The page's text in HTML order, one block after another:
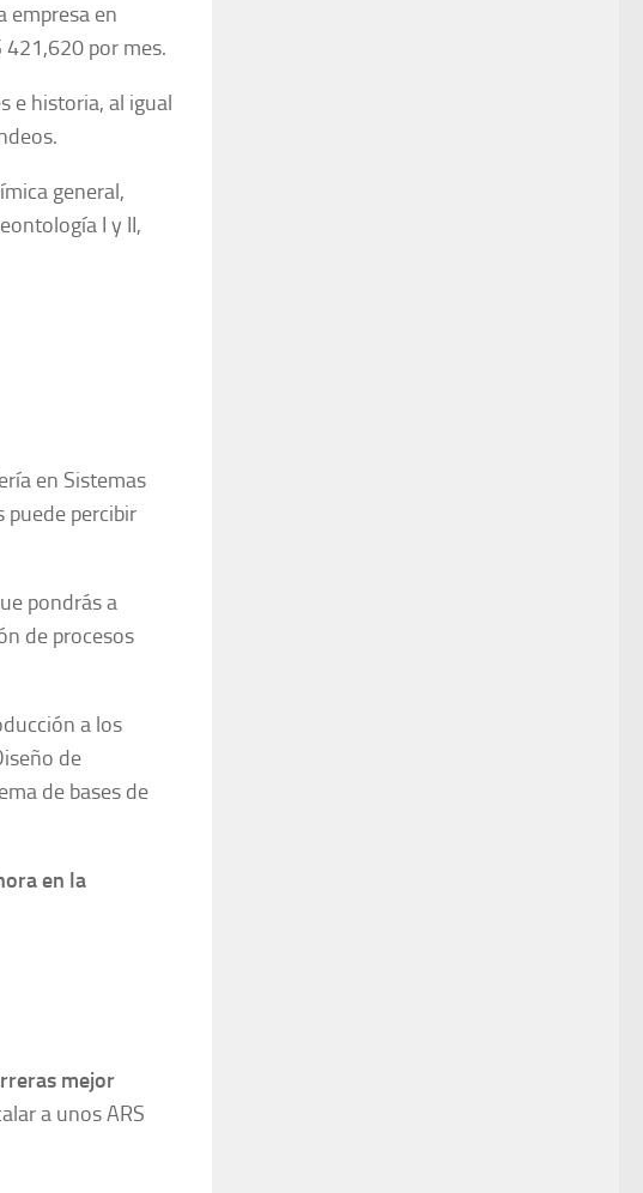
empresa en
421,620 por mes.
e historia, al igual
general,
I y II,
en Sistemas
puede percibir
pondrás a
de procesos
a los
de
de bases de
en la
mejor
a unos ARS